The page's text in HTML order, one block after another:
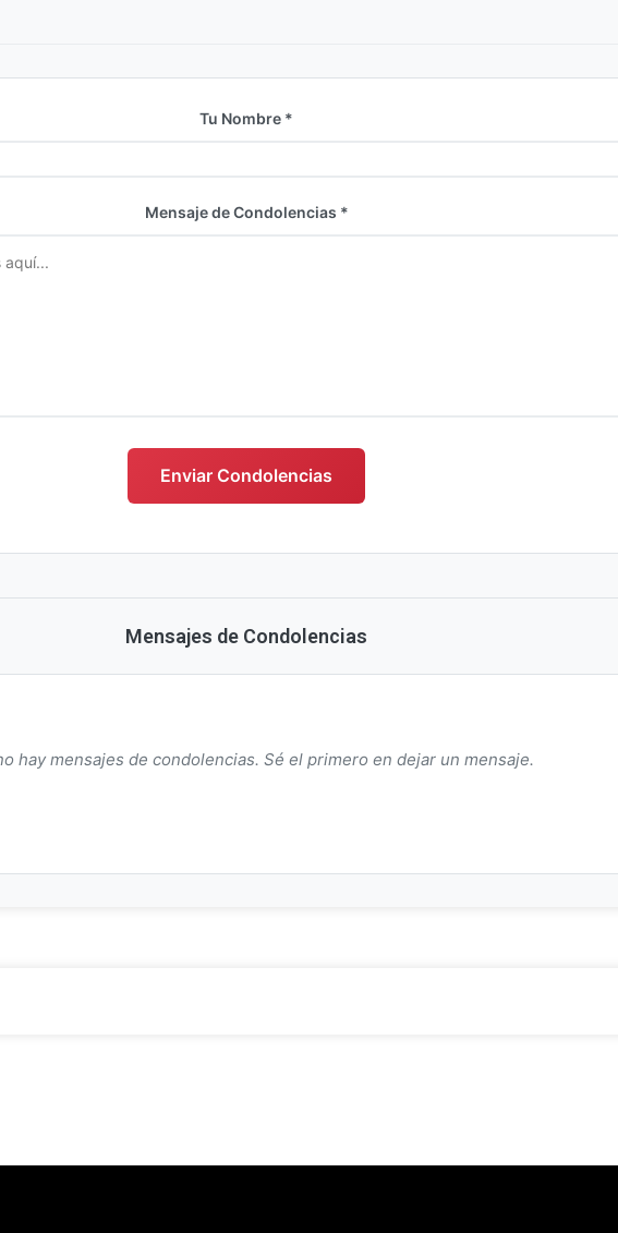
Tu Nombre *
Mensaje de Condolencias *
Enviar Condolencias
Mensajes de Condolencias
hay mensajes de condolencias. Sé el primero en dejar un mensaje.